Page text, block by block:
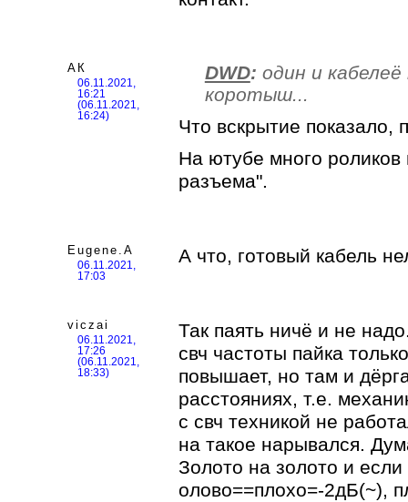
АК
06.11.2021,
16:21
(06.11.2021,
16:24)
DWD: один и кабелеё
коротыш...
Что вскрытие показало,
На ютубе много
разъема".
Eugene.A
06.11.2021,
17:03
А что, готовый кабель
viczai
06.11.2021,
17:26
(06.11.2021,
18:33)
Так паять ничё и не
свч частоты пайка
повышает, но там и
расстояниях, т.е.
с свч техникой не
на такое нарывался.
Золото на золото и если
олово==плохо=-2дБ(~),